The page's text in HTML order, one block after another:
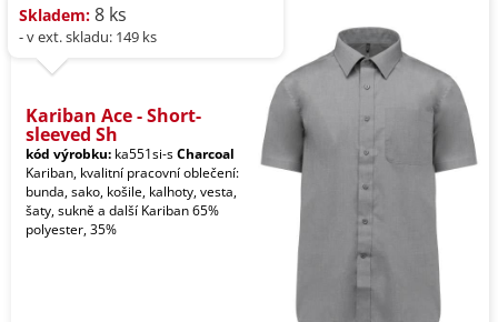
Skladem: 8 ks
- v ext. skladu: 149 ks
Kariban Ace - Short-
sleeved Sh
kód výrobku: ka551si-sCharcoal
Kariban, kvalitní pracovní oblečení:
bunda, sako, košile, kalhoty, vesta,
šaty, sukně a další Kariban 65%
polyester, 35%